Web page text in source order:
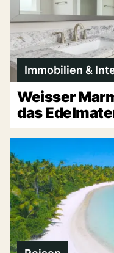
Immobilien &
Weisser
das